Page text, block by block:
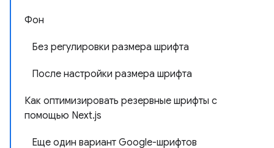
Фон
Без регулировки размера шрифта
После настройки размера шрифта
Как оптимизировать резервные шрифты с
помощью Next.js
Еще один вариант Google-шрифтов